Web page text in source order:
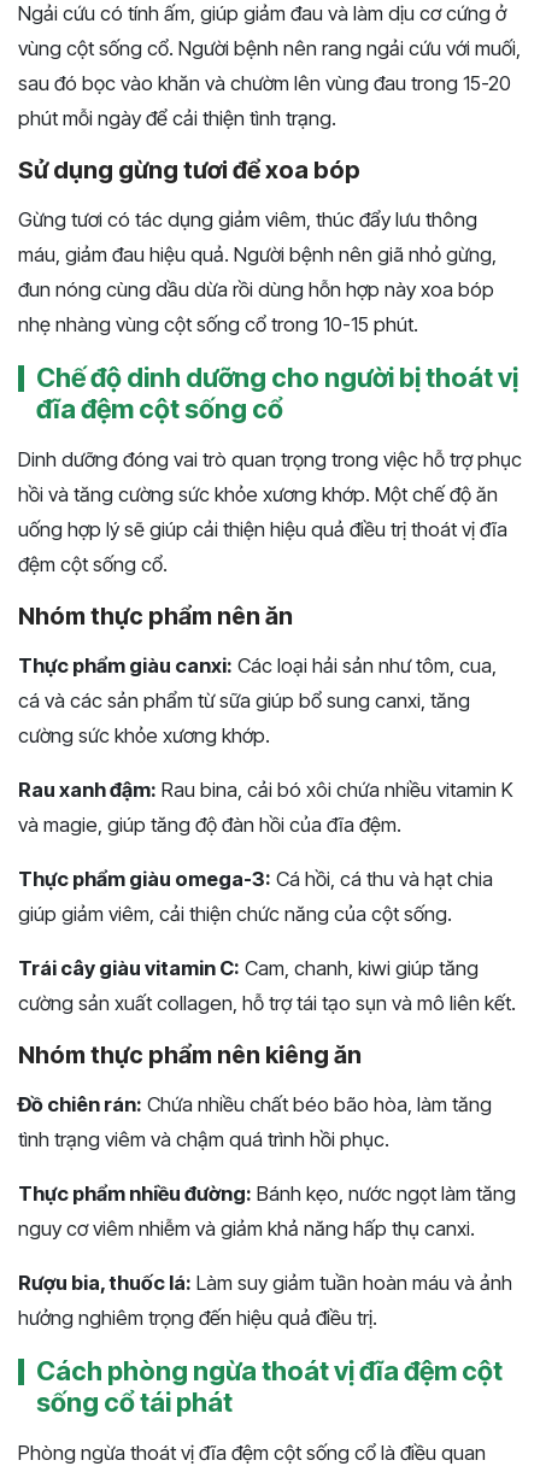
Ngải cứu có tính ấm, giúp giảm đau và làm dịu cơ cứng ở
vùng cột sống cổ. Người bệnh nên rang ngải cứu với muối,
sau đó bọc vào khăn và chườm lên vùng đau trong 15-20
phút mỗi ngày để cải thiện tình trạng.
Sử dụng gừng tươi để xoa bóp
Gừng tươi có tác dụng giảm viêm, thúc đẩy lưu thông
máu, giảm đau hiệu quả. Người bệnh nên giã nhỏ gừng,
đun nóng cùng dầu dừa rồi dùng hỗn hợp này xoa bóp
nhẹ nhàng vùng cột sống cổ trong 10-15 phút.
Chế độ dinh dưỡng cho người bị thoát vị
đĩa đệm cột sống cổ
Dinh dưỡng đóng vai trò quan trọng trong việc hỗ trợ phục
hồi và tăng cường sức khỏe xương khớp. Một chế độ ăn
uống hợp lý sẽ giúp cải thiện hiệu quả điều trị thoát vị đĩa
đệm cột sống cổ.
Nhóm thực phẩm nên ăn
Thực phẩm giàu canxi: Các loại hải sản như tôm, cua,
cá và các sản phẩm từ sữa giúp bổ sung canxi, tăng
cường sức khỏe xương khớp.
Rau xanh đậm: Rau bina, cải bó xôi chứa nhiều vitamin K
và magie, giúp tăng độ đàn hồi của đĩa đệm.
Thực phẩm giàu omega-3: Cá hồi, cá thu và hạt chia
giúp giảm viêm, cải thiện chức năng của cột sống.
Trái cây giàu vitamin C: Cam, chanh, kiwi giúp tăng
cường sản xuất collagen, hỗ trợ tái tạo sụn và mô liên kết.
Nhóm thực phẩm nên kiêng ăn
Đồ chiên rán: Chứa nhiều chất béo bão hòa, làm tăng
tình trạng viêm và chậm quá trình hồi phục.
Thực phẩm nhiều đường: Bánh kẹo, nước ngọt làm tăng
nguy cơ viêm nhiễm và giảm khả năng hấp thụ canxi.
Rượu bia, thuốc lá: Làm suy giảm tuần hoàn máu và ảnh
hưởng nghiêm trọng đến hiệu quả điều trị.
Cách phòng ngừa thoát vị đĩa đệm cột
sống cổ tái phát
Phòng ngừa thoát vị đĩa đệm cột sống cổ là điều quan